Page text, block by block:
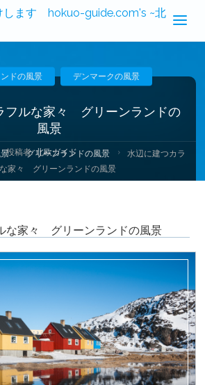
します hokuo-guide.com's ~北
フルな家々 グリーンランドの
風景
投稿者: 北欧ガイド
ドの風景 デンマークの風景
グリーンランドの風景
水辺に建つカラ
家々 グリーンランドの風景
な家々 グリーンランドの風景